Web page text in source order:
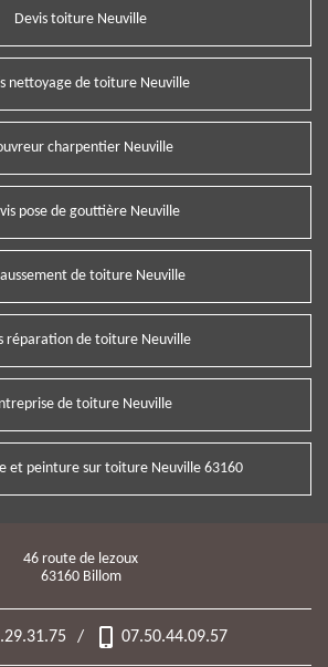
Devis toiture Neuville
nettoyage de toiture Neuville
charpentier Neuville
pose de gouttière Neuville
de toiture Neuville
réparation de toiture Neuville
de toiture Neuville
et peinture sur toiture Neuville 63160
46 route de lezoux
63160 Billom
/ 07.50.44.09.57